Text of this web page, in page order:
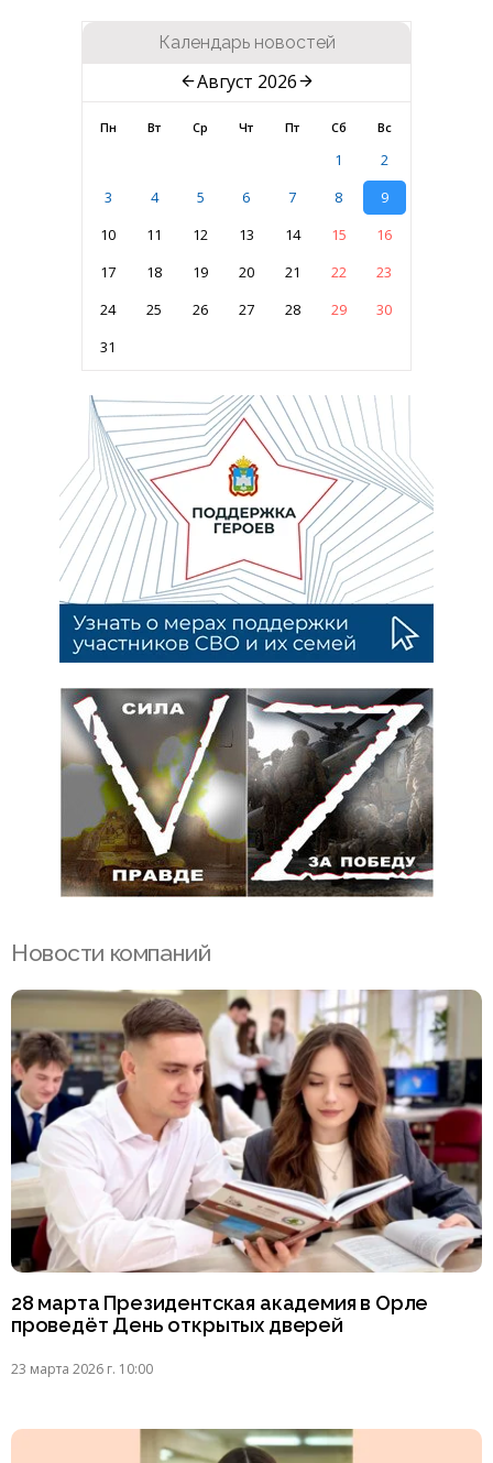
Календарь новостей
Август 2026
Пн Вт Ср Чт Пт Сб Вс
1
2
3
4 5 6 7 8
9
10
11 12 13 14 15
16
17
18 19 20 21 22
23
24
25 26 27 28 29
30
31
Новости компаний
28 марта Президентская академия в Орле
проведёт День открытых дверей
23 марта 2026 г. 10:00